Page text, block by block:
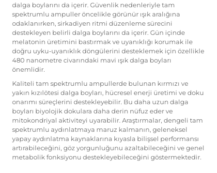
dalga boylarını da içerir. Güvenlik nedenleriyle tam
spektrumlu ampuller öncelikle görünür ışık aralığına
odaklanırken, sirkadiyen ritmi düzenleme sürecini
destekleyen belirli dalga boylarını da içerir. Gün içinde
melatonin üretimini bastırmak ve uyanıklığı korumak ile
doğru uyku-uyanıklık döngülerini desteklemek için özellikle
480 nanometre civarındaki mavi ışık dalga boyları
önemlidir.
Kaliteli tam spektrumlu ampullerde bulunan kırmızı ve
yakın kızılötesi dalga boyları, hücresel enerji üretimi ve doku
onarımı süreçlerini destekleyebilir. Bu daha uzun dalga
boyları biyolojik dokulara daha derin nüfuz eder ve
mitokondriyal aktiviteyi uyarabilir. Araştırmalar, dengeli tam
spektrumlu aydınlatmaya maruz kalmanın, geleneksel
yapay aydınlatma kaynaklarına kıyasla bilişsel performansı
artırabileceğini, göz yorgunluğunu azaltabileceğini ve genel
metabolik fonksiyonu destekleyebileceğini göstermektedir.